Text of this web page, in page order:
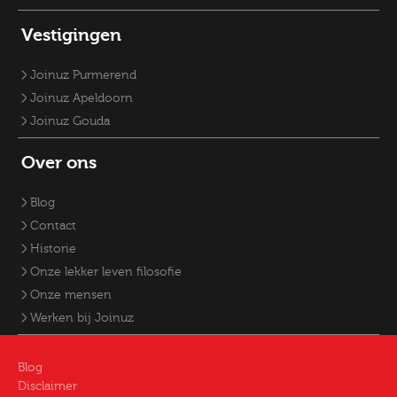
Vestigingen
Joinuz Purmerend
Joinuz Apeldoorn
Joinuz Gouda
Over ons
Blog
Contact
Historie
Onze lekker leven filosofie
Onze mensen
Werken bij Joinuz
Blog
Disclaimer